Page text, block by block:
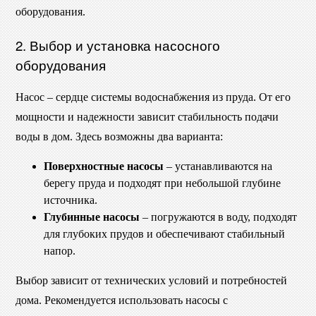
оборудования.
2. Выбор и установка насосного
оборудования
Насос – сердце системы водоснабжения из пруда. От его
мощности и надежности зависит стабильность подачи
воды в дом. Здесь возможны два варианта:
Поверхностные насосы– устанавливаются на
берегу пруда и подходят при небольшой глубине
источника.
Глубинные насосы – погружаются в воду, подходят
для глубоких прудов и обеспечивают стабильный
напор.
Выбор зависит от технических условий и потребностей
дома. Рекомендуется использовать насосы с